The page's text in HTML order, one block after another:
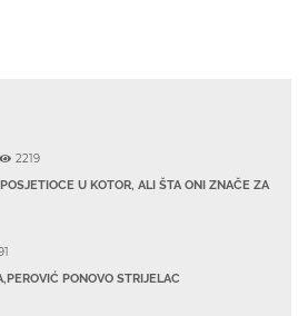
2219
U KOTOR, ALI ŠTA ONI ZNAČE ZA
PONOVO STRIJELAC